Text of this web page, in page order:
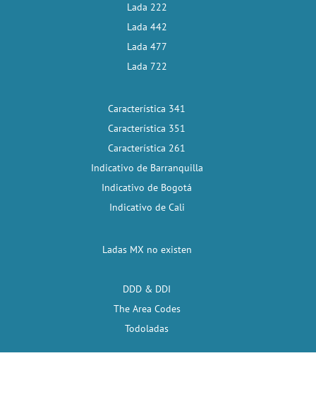
Lada 222
Lada 442
Lada 477
Lada 722
Característica 341
Característica 351
Característica 261
Indicativo de Barranquilla
Indicativo de Bogotá
Indicativo de Cali
Ladas MX no existen
DDD & DDI
The Area Codes
Todoladas